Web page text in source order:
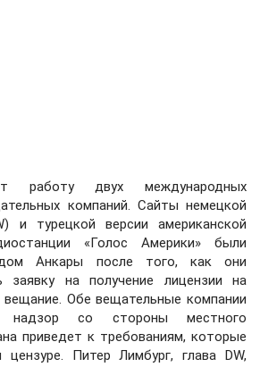
работу двух международных
компаний. Сайты немецкой
и турецкой версии американской
«Голос Америки» были
Анкары после того, как они
заявку на получение лицензии на
вещание. Обе вещательные компании
надзор со стороны местного
приведет к требованиям, которые
цензуре. Питер Лимбург, глава DW,